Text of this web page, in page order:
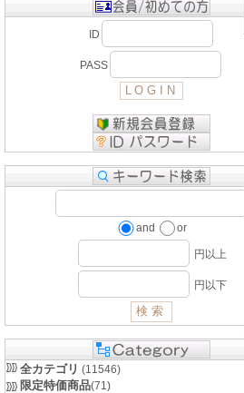
ID
PASS
and or
円以上
円以下
全カテゴリ (11546)
限定特価商品(71)